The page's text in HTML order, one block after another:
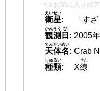
👈 お気に入りの
衛星
えいせい
:
「すざ
観測
かんそく
日
び
: 2005
天体名
てんたいめい
: Crab
種類
しゅるい
: X線
せん